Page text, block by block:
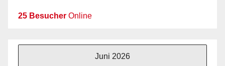
25 Besucher Online
Juni 2026